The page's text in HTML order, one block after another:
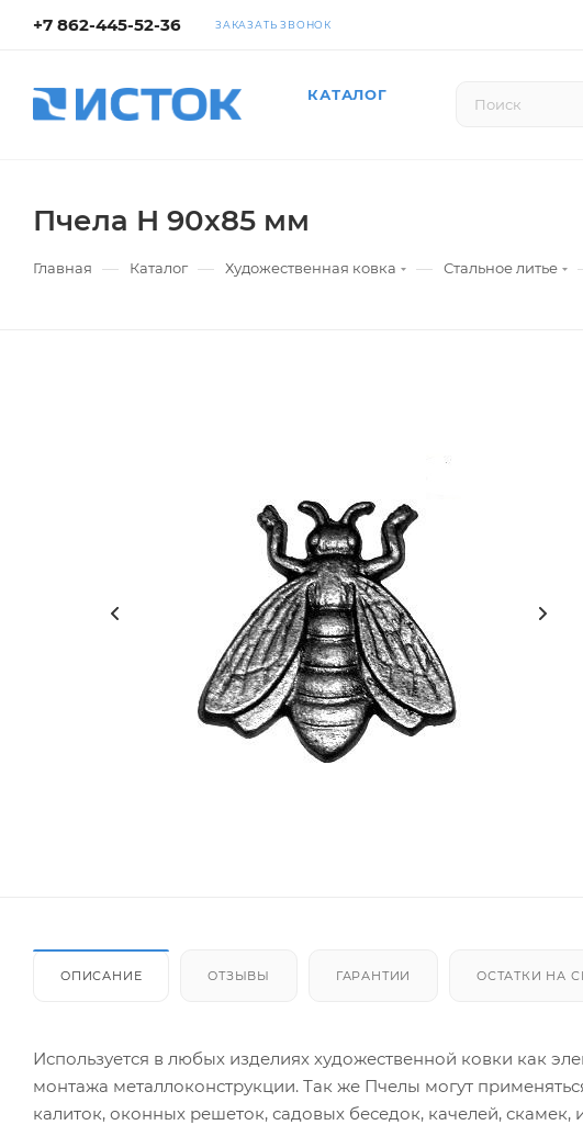
+7 862-445-52-36 ЗАКАЗАТЬ ЗВОНОК
КАТАЛОГ
Пчела Н 90х85 мм
Главная — Каталог — Художественная ковка — Стальное литье
ОПИСАНИЕ ОТЗЫВЫ ГАРАНТИИ ОСТАТКИ НА
Используется в любых изделиях художественной ковки как
монтажа металлоконструкции. Так же Пчелы могут
калиток, оконных решеток, садовых беседок, качелей,